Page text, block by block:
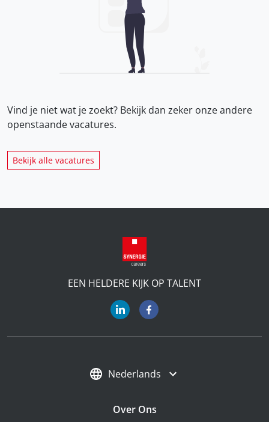
Vind je niet wat je zoekt? Bekijk dan zeker onzeandere
openstaande vacatures.
Bekijk alle vacatures
EEN HELDERE KIJK OP TALENT
Nederlands
Over Ons